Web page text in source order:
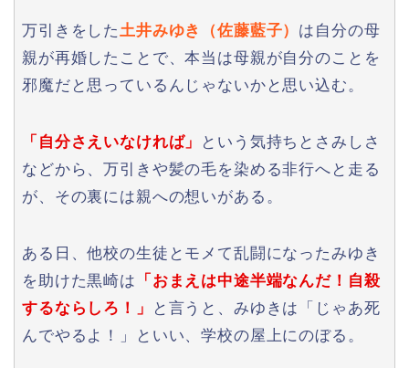
万引きをした土井みゆき（佐藤藍子） は自分の母
親が再婚したことで、本当は母親が自分のことを
邪魔だと思っているんじゃないかと思い込む。
「自分さえいなければ」
という気持ちとさみしさ
などから、万引きや髪の毛を染める非行へと走る
が、その裏には親への想いがある。
ある日、他校の生徒とモメて乱闘になったみゆき
を助けた黒崎は 「おまえは中途半端なんだ！自殺
するならしろ！」
と言うと、みゆきは「じゃあ死
んでやるよ！」といい、学校の屋上にのぼる。